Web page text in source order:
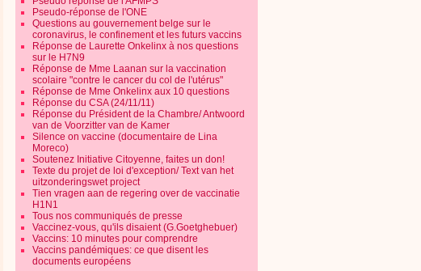
Pseudo-réponse de l'ONE
Questions au gouvernement belge sur le
coronavirus, le confinement et les futurs vaccins
Réponse de Laurette Onkelinx à nos questions
sur le H7N9
Réponse de Mme Laanan sur la vaccination
scolaire "contre le cancer du col de l'utérus"
Réponse de Mme Onkelinx aux 10 questions
Réponse du CSA (24/11/11)
Réponse du Président de la Chambre/ Antwoord
van de Voorzitter van de Kamer
Silence on vaccine (documentaire de Lina
Moreco)
Soutenez Initiative Citoyenne, faites un don!
Texte du projet de loi d'exception/ Text van het
uitzonderingswet project
Tien vragen aan de regering over de vaccinatie
H1N1
Tous nos communiqués de presse
Vaccinez-vous, qu'ils disaient (G.Goetghebuer)
Vaccins: 10 minutes pour comprendre
Vaccins pandémiques: ce que disent les
documents européens